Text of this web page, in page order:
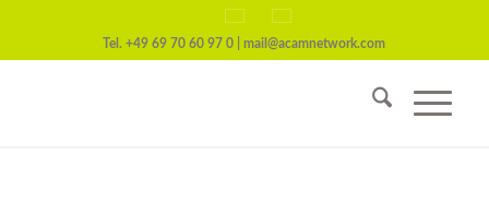
Tel.+49 69 70 60 97 0 |mail@acamnetwork.com